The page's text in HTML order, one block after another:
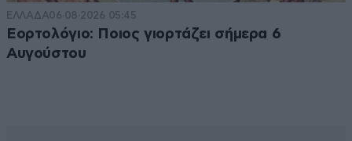
ΕΛΛΑΔΑ06·08·2026 05:45
Εορτολόγιο: Ποιος γιορτάζει σήμερα 6
Αυγούστου